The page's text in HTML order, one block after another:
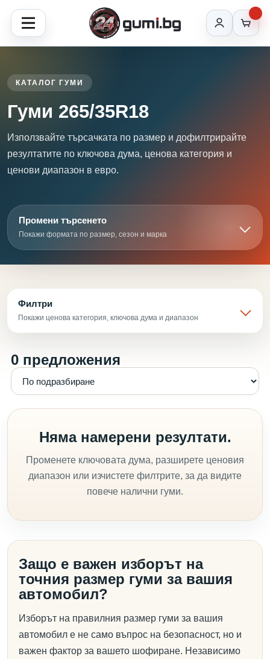
КАТАЛОГ ГУМИ
Гуми 265/35R18
Използвайте търсачката по размер и дофилтрирайте
резултатите по ключова дума, ценова категория и
ценови диапазон в евро.
Промени търсенето
Покажи формата по размер, сезон и марка
Филтри
Покажи ценова категория, ключова дума и диапазон
0 предложения
Няма намерени резултати.
Променете ключовата дума, разширете ценовия
диапазон или изчистете филтрите, за да видите
повече налични гуми.
Защо е важен изборът на
точния размер гуми за вашия
автомобил?
Изборът на правилния размер гуми за вашия
автомобил е не само въпрос на безопасност, но и
важен фактор за вашето шофиране. Независимо